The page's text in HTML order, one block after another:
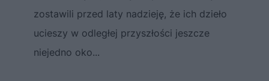
zostawili przed laty nadzieję, że ich dzieło
ucieszy w odległej przyszłości jeszcze
niejedno oko...